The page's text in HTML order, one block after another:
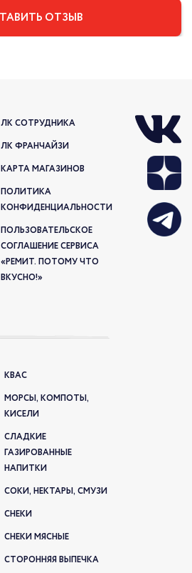
ЛК СОТРУДНИКА
ЛК ФРАНЧАЙЗИ
КАРТА МАГАЗИНОВ
ПОЛИТИКА
КОНФИДЕНЦИАЛЬНОСТИ
ПОЛЬЗОВАТЕЛЬСКОЕ
СОГЛАШЕНИЕ СЕРВИСА
«РЕМИТ. ПОТОМУ ЧТО
ВКУСНО!»
КВАС
МОРСЫ, КОМПОТЫ,
КИСЕЛИ
СЛАДКИЕ
ГАЗИРОВАННЫЕ
НАПИТКИ
СОКИ, НЕКТАРЫ, СМУЗИ
СНЕКИ
СНЕКИ МЯСНЫЕ
СТОРОННЯЯ ВЫПЕЧКА